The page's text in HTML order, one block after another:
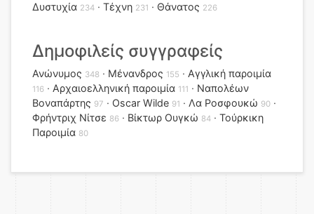
Δυστυχία 234 Τέχνη 231 Θάνατος 226
Δημοφιλείς συγγραφείς
Ανώνυμος 348 Μένανδρος 155 Αγγλική παροιμία
116 Αρχαιοελληνική παροιμία 111
Ναπολέων
Βοναπάρτης 97 Oscar Wilde 91 Λα Ροσφουκώ 90
Φρήντριχ Νίτσε 86 Βίκτωρ Ουγκώ 84
Τούρκικη
Παροιμία 80